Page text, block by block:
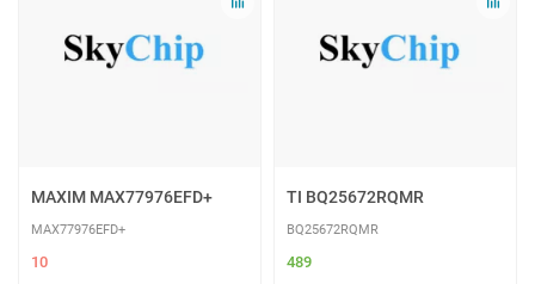
MAXIM MAX77976EFD+
MAX77976EFD+
10
TI BQ25672RQMR
BQ25672RQMR
489